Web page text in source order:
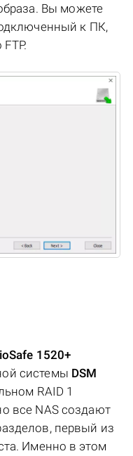
Вы можете
к ПК,
1520+
системы DSM
RAID 1
все NAS создают
первый из
Именно в этом